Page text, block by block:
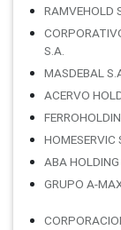
RAMVEHOLD
S.A.
MASDEBAL
ACERVO
HOMESERVIC
ABA
GRUPO A-